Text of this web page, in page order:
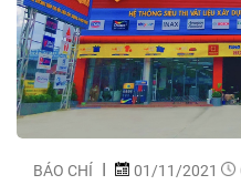
BÁO CHÍ 01/11/2021